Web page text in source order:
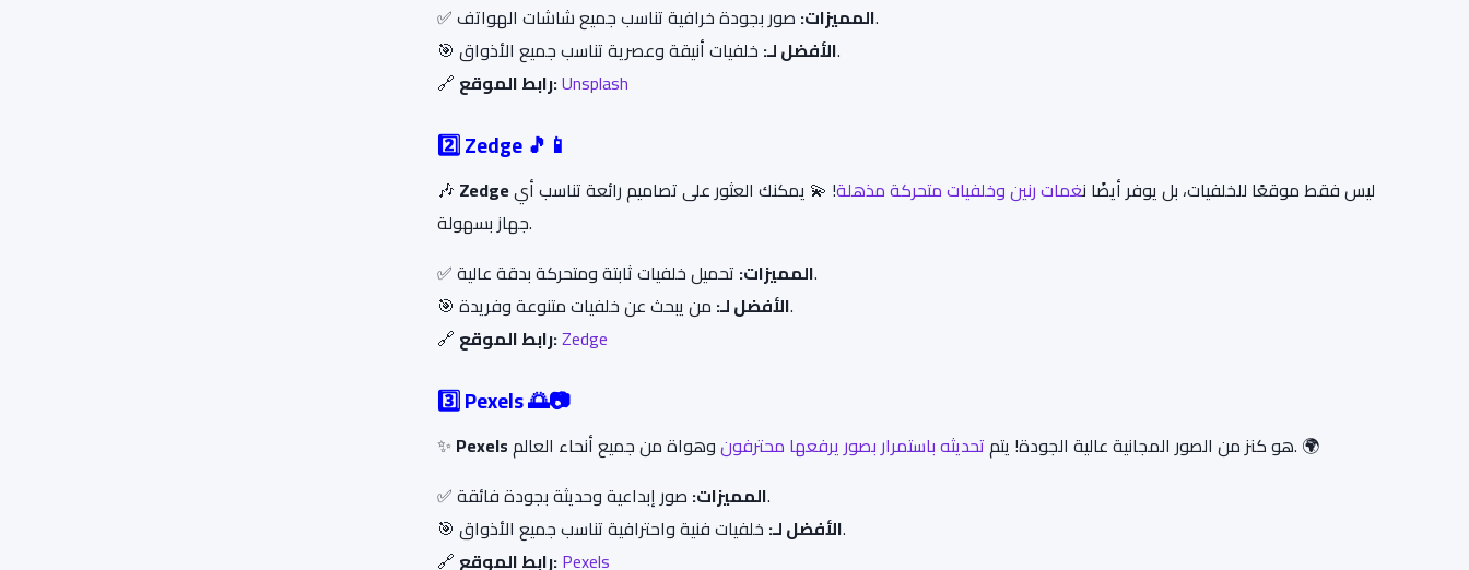
✅
المميزات:صور بجودة خرافية تناسب جميع شاشات الهواتف.
🎯
الأفضل لـ:خلفيات أنيقة وعصرية تناسب جميع الأذواق.
🔗
رابط الموقع:Unsplash
2️⃣ Zedge 🎵📱
🎶 Zedge ليس فقط موقعًا للخلفيات، بل يوفر أيضًا نغمات رنين وخلفيات متحركة مذهلة! 💫 يمكنك العثور على تصاميم رائعة تناسب أي
جهاز بسهولة.
✅
المميزات:تحميل خلفيات ثابتة ومتحركة بدقة عالية.
🎯
الأفضل لـ:من يبحث عن خلفيات متنوعة وفريدة.
🔗
رابط الموقع:Zedge
3️⃣ Pexels 🌅📷
✨ Pexels هو كنز من الصور المجانية عالية الجودة! يتمتحديثه باستمرار بصور يرفعها محترفون
وهواة من جميع أنحاء العالم. 🌍
✅
المميزات:صور إبداعية وحديثة بجودة فائقة.
🎯
الأفضل لـ:خلفيات فنية واحترافية تناسب جميع الأذواق.
🔗
رابط الموقع:Pexels